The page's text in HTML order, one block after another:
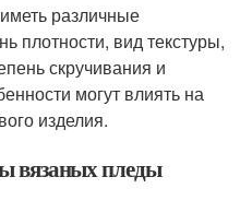
различные
плотности, вид текстуры,
скручивания и
могут влиять на
изделия.
вязаных пледы